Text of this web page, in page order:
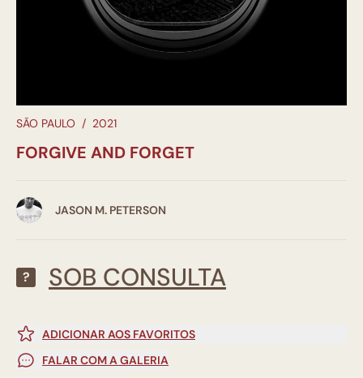
SÃO PAULO / 2021
FORGIVE AND FORGET
JASON M. PETERSON
? SOB CONSULTA
ADICIONAR AOS FAVORITOS
FALAR COM A GALERIA